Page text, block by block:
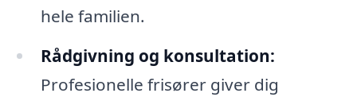
hele familien.
Rådgivning og konsultation:
Profesionelle frisører giver dig